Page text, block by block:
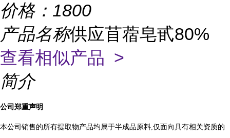
价格： 1800
产品名称供应苜蓿皂甙80%
查看相似产品 >
简介
公司郑重声明
本公司销售的所有提取物产品均属于半成品原料,仅面向具有相关资质的